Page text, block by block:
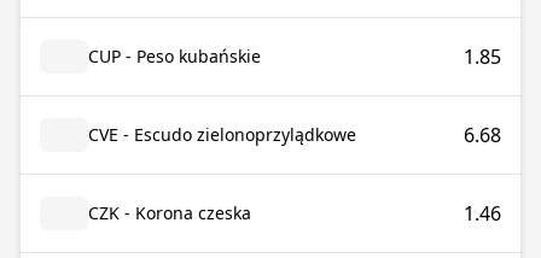
CUP - Peso kubańskie 1.85
CVE - Escudo zielonoprzylądkowe 6.68
CZK - Korona czeska 1.46